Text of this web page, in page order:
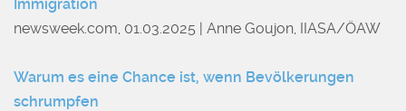
Immigration
newsweek.com, 01.03.2025 | Anne Goujon, IIASA/ÖAW
Warum es eine Chance ist, wenn Bevölkerungen
schrumpfen